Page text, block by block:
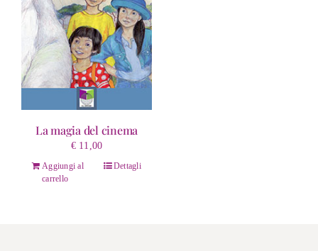
La magia del cinema
€11,00
Aggiungi al
carrello
Dettagli